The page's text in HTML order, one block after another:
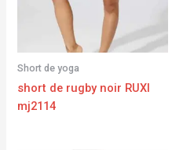
Short de yoga
short de rugby noir RUXI
mj2114